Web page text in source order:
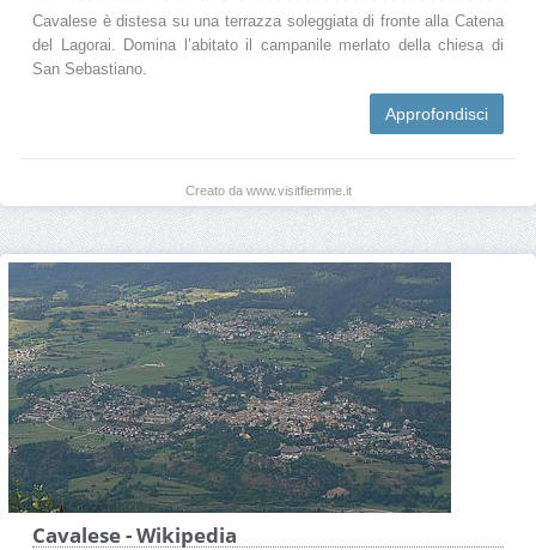
Cavalese è distesa su una terrazza soleggiata di fronte alla Catena
del Lagorai. Domina l’abitato il campanile merlato della chiesa di
San Sebastiano.
Approfondisci
Creato da www.visitfiemme.it
Cavalese - Wikipedia